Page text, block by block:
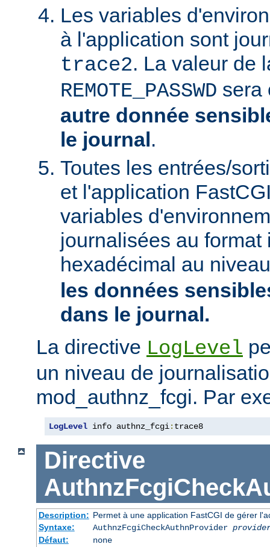
Les variables
à l'application sont
trace2. La valeur de
REMOTE_PASSWD sera
autre donnée
le journal.
Toutes les entrées/
et l'application
variables
journalisées au format
hexadécimal au
les données
dans le journal.
La directive LogLevel
un niveau de
mod_authnz_fcgi. Par
LogLevel info authnz_fcgi: trace8
Directive
Description: Permet à une application FastCGI de gérer
Syntaxe:
AuthnzFcgiCheckAuthnProvider
Défaut:
none